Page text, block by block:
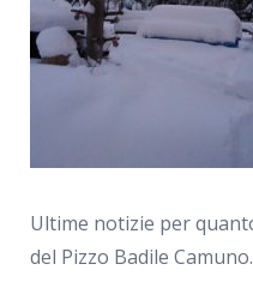
Ultime notizie per
del Pizzo Badile